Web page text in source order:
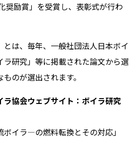
奨励賞」を受賞し、表彰式が行わ
とは、毎年、一般社団法人日本ボイ
ラ研究」等に掲載された論文から選
のが選出されます。
ラ協会ウェブサイト：ボイラ研究
ボイラ―の燃料転換とその対応」